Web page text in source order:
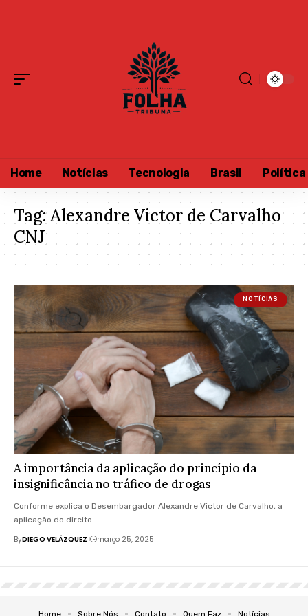
Home Notícias Tecnologia Brasil Política
Tag:Alexandre Victor de Carvalho
CNJ
NOTÍCIAS
A importância da aplicação do princípio da
insignificância no tráfico de drogas
Conforme explica o Desembargador Alexandre Victor de Carvalho, a
aplicação do direito…
ByDIEGO VELÁZQUEZ março 25, 2025
Home Sobre Nós Contato Quem Faz Notícias